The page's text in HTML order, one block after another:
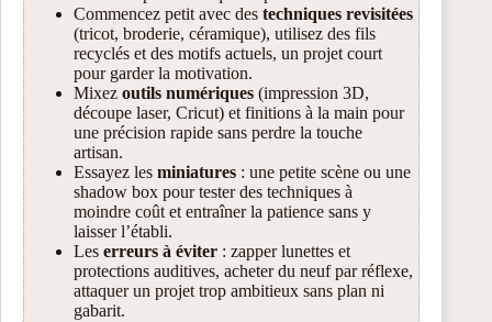
Commencez petit avec des techniques revisitées
(tricot, broderie, céramique), utilisez des fils
recyclés et des motifs actuels, un projet court
pour garder la motivation.
Mixez outils numériques (impression 3D,
découpe laser, Cricut) et finitions à la main pour
une précision rapide sans perdre la touche
artisan.
Essayez les miniatures : une petite scène ou une
shadow box pour tester des techniques à
moindre coût et entraîner la patience sans y
laisser l’établi.
Les erreurs à éviter : zapper lunettes et
protections auditives, acheter du neuf par réflexe,
attaquer un projet trop ambitieux sans plan ni
gabarit.